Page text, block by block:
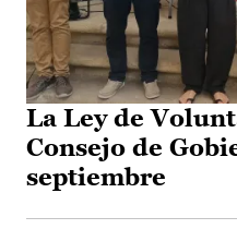
La Ley de
Consejo de
septiembre